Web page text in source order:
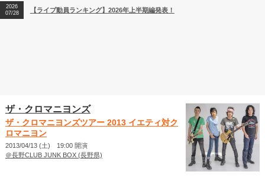
2026
07/28
【ライブ動員ランキング】2026年上半期編発表！
ザ・クロマニヨンズ
ザ・クロマニヨンズツアー 2013 イエティ対ク
ロマニヨン
2013/04/13 (土) 19:00 開演
＠長野CLUB JUNK BOX (長野県)